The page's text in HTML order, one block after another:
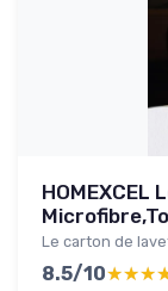
HOMEXCEL
Le carton de
8.5/10